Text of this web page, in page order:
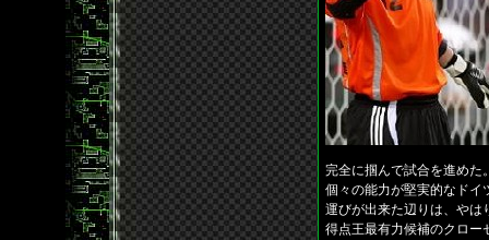
完全に掴んで試合を進めた
個々の能力が堅実的なドイ
運びが出来た辺りは、やは
得点王最有力候補のクロー